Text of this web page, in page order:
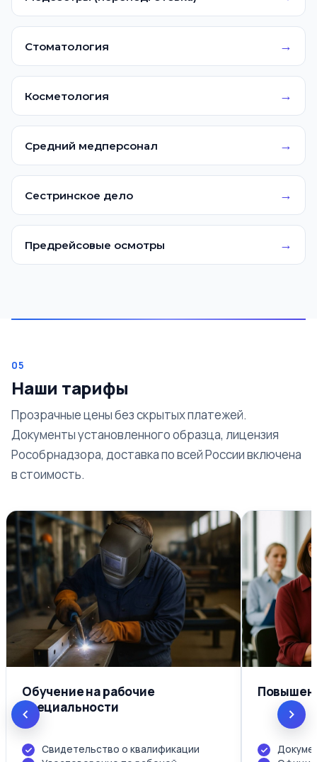
Стоматология →
Косметология →
Средний медперсонал →
Сестринское дело →
Предрейсовые осмотры →
05
Наши тарифы
Прозрачные цены без скрытых платежей.
Документы установленного образца, лицензия
Рособрнадзора, доставка по всей России включена
в стоимость.
Обучение на рабочие
специальности
Свидетельство о квалификации